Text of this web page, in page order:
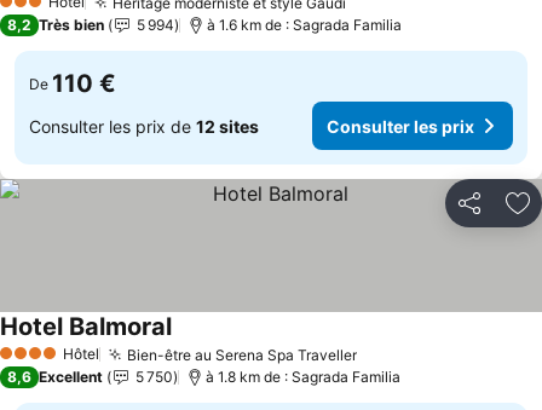
3 Étoiles
8,2 Très bien 5 994 à 1.6 km de : Sagrada Familia
De 110 €
Consulter les prix de 12 sites Consulter les prix
Partager
4 Étoiles Hôtel Bien-être au Serena Spa Traveller
Hotel Balmoral
8,6 Excellent 5 750 à 1.8 km de : Sagrada Familia